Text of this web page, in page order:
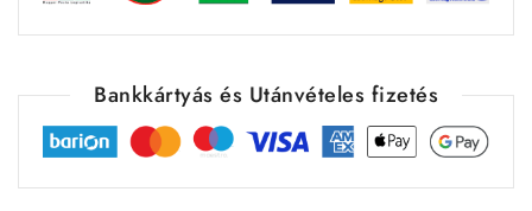
Bankkártyás és Utánvételes fizetés